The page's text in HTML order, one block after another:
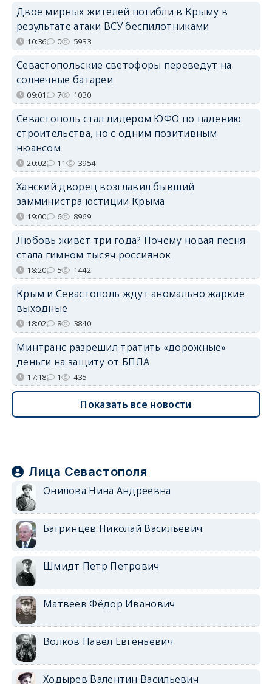
Двое мирных жителей погибли в Крыму в
результате атаки ВСУ беспилотниками
10:36 0 5933
Севастопольские светофоры переведут на
солнечные батареи
09:01 7 1030
Севастополь стал лидером ЮФО по падению
строительства, но с одним позитивным
нюансом
20:02 11 3954
Ханский дворец возглавил бывший
замминистра юстиции Крыма
19:00 6 8969
Любовь живёт три года? Почему новая песня
стала гимном тысяч россиянок
18:20 5 1442
Крым и Севастополь ждут аномально жаркие
выходные
18:02 8 3840
Минтранс разрешил тратить «дорожные»
деньги на защиту от БПЛА
17:18 1 435
Показать все новости
Лица Севастополя
Онилова Нина Андреевна
Багринцев Николай Васильевич
Шмидт Петр Петрович
Матвеев Фёдор Иванович
Волков Павел Евгеньевич
Ходырев Валентин Васильевич